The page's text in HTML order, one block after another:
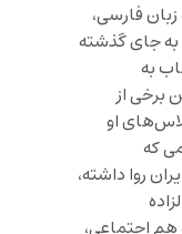
زبان فارسی،
به جای گذشته
به
برخی از
او
که
روا داشته،
اجتماعی،